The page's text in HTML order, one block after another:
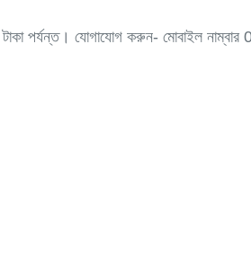
টাকা পর্যন্ত। যোগাযোগ করুন- মোবাইল